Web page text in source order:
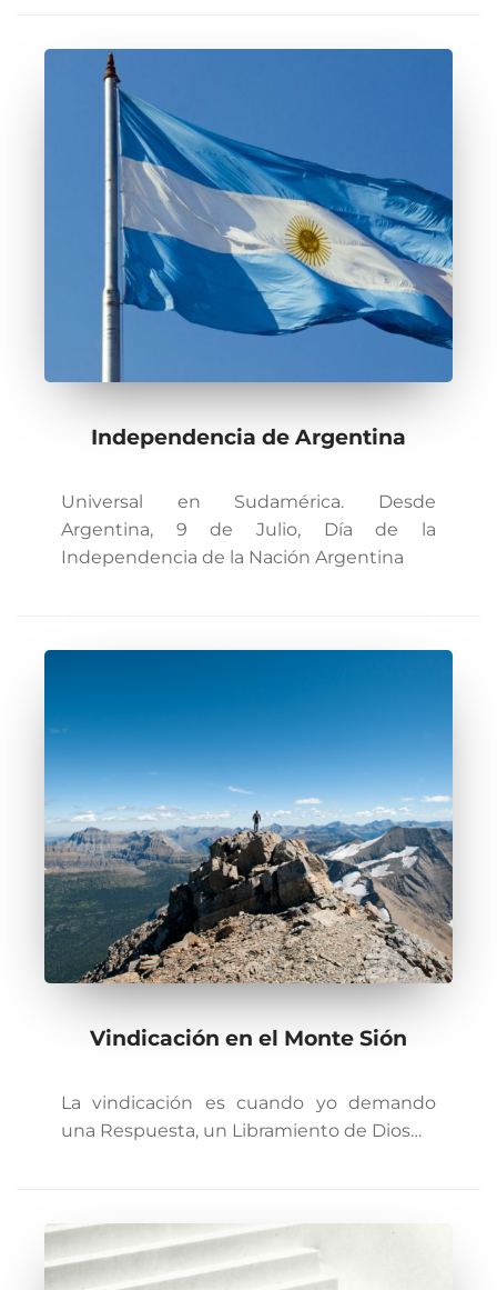
Independencia de Argentina
Universal en Sudamérica. Desde
Argentina, 9 de Julio, Día de la
Independencia de la Nación Argentina
Vindicación en el Monte Sión
La vindicación es cuando yo demando
una Respuesta, un Libramiento de Dios…